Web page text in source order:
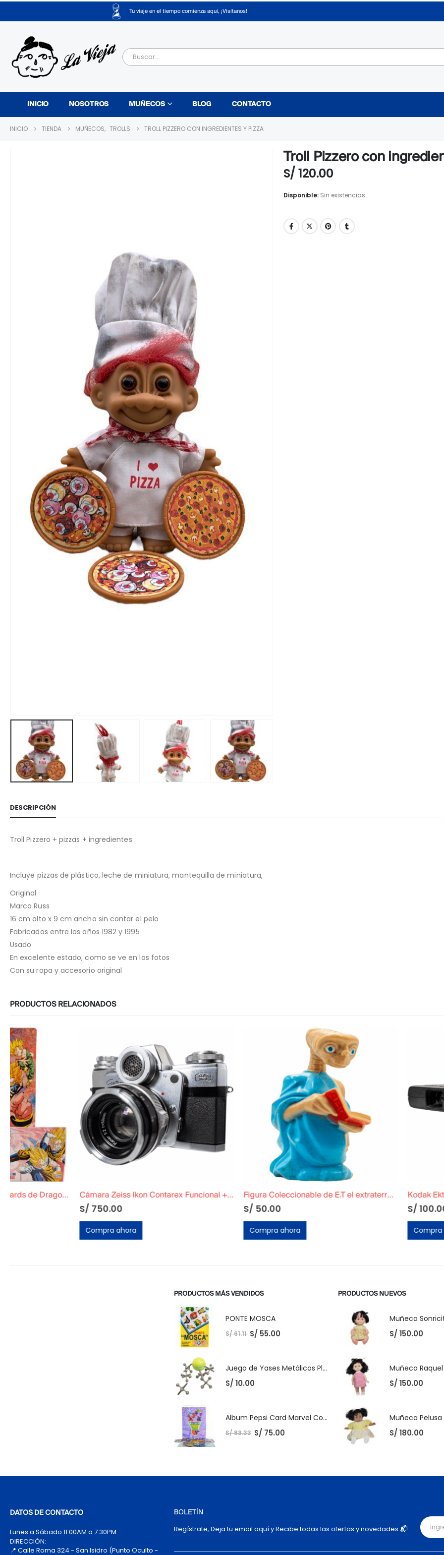
Tu viaje en el tiempo comienza aquí, ¡Visítanos!
INICIO NOSOTROS MUÑECOS BLOG CONTACTO
INICIO TIENDA MUÑECOS, TROLLS TROLL PIZZERO CON INGREDIENTES Y PIZZA
Troll Pizzero con
S/ 120.00
Disponible: Sin existencias
DESCRIPCIÓN
Troll Pizzero + pizzas + ingredientes
Incluye pizzas de plástico, leche de miniatura, mantequilla de miniatura,
Original
Marca Russ
16 cm alto x 9 cm ancho sin contar el pelo
Fabricados entre los años 1982 y 1995
Usado
En excelente estado, como se ve en las fotos
Con su ropa y accesorio original
PRODUCTOS RELACIONADOS
Cámara Zeiss Ikon Contarex Funcional + Estuche Figura Coleccionable de E.T el extraterrestre »Libro» Kodak Ektralite 10 Funcional
PRODUCTOS MÁS VENDIDOS
PONTE MOSCA
S/61.11 S/ 55.00
Juego de Yases Metálicos Plomos 6 Unidades + Pelota de Goma (En Bolsita Lista para Regalar)
S/ 10.00
Album Pepsi Card Marvel Completo
S/83.33 S/ 75.00
PRODUCTOS NUEVOS
Muñeca
S/ 150.00
S/ 150.00
S/ 180.00
DATOS DE CONTACTO
Lunes a Sábado 11:00AM a 7:30PM
DIRECCIÓN:
📍 Calle Roma 324 - San Isidro (Punto Oculto -
BOLETÍN
Regístrate, Deja tu email aquí y Recibe todas las ofertas y novedades 📬